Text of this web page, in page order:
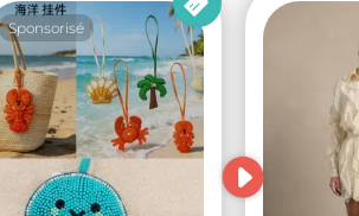
Sponsorisé